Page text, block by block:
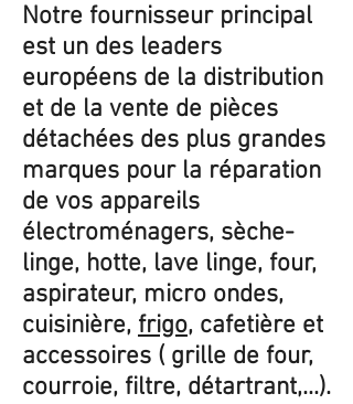
Notre fournisseur principal
est un des leaders
européens de la distribution
et de la vente de pièces
détachées des plus grandes
marques pour la réparation
de vos appareils
électroménagers, sèche-
linge, hotte, lave linge, four,
aspirateur, micro ondes,
cuisinière, frigo, cafetière et
accessoires ( grille de four,
courroie, filtre, détartrant,...).